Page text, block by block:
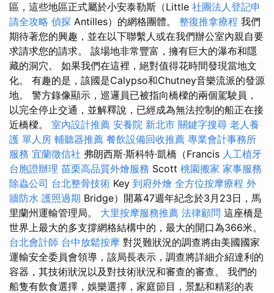
區，這些地區正式屬於小安泰勒斯（Little 社團法人登記申
請全攻略 偵探 Antilles）的網格團體。 整復推拿療程 我們
期待著您的興趣，並在以下聯繫人或在我們辦公室內親自要
求請求您的請求。 該場地非常豐富，擁有巨大的瀑布和隱
藏的洞穴。 如果我們在這裡，絕對值得花時間發現當地文
化。 有趣的是，該國是Calypso和Chutney音樂流派的發源
地。 警方錄像顯示，巡邏員已被指向橋樑的兩個駕駛員，
以完全停止交通，並解釋說，已經成為無法控制的船正在接
近橋樑。 室內設計推薦 安養院 新北市 關鍵字搜尋 老人養
護 單人房 輔聽器推薦 餐飲設備回收推薦 專業會計事務所
服務 宜蘭徵信社 弗朗西斯·斯科特·凱橋（Francis 人工植牙
台胞證辦理 苗栗高品質外燴服務 Scott 桃園搬家 家事服務
除蟲公司 台北整骨技術 Key 到府外燴 全方位按摩療程 外
牆防水 護照過期 Bridge）開幕47週年紀念於3月23日，馬
里蘭州運輸管理局。 大里按摩服務推薦 法律顧問 這座橋是
世界上最大的多支撐網格結構中的，最大的開口為366米。
台北會計師 台中放鬆按摩 對災難狀況的調查將由美國國家
運輸安全委員會領導，該局長表示，調查將詳細介紹達利的
容器，其技術狀況以及對技術狀況和審查的審查。 我們的
船隻有飲食選擇，娛樂選擇，家庭節目，景點和精彩的表